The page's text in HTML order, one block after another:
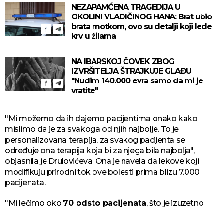
NEZAPAMĆENA TRAGEDIJA U
OKOLINI VLADIČINOG HANA: Brat ubio
brata motkom, ovo su detalji koji lede
krv u žilama
NA IBARSKOJ ČOVEK ZBOG
IZVRŠITELJA ŠTRAJKUJE GLAĐU
"Nudim 140.000 evra samo da mi je
vratite"
"Mi možemo da ih dajemo pacijentima onako kako
mislimo da je za svakoga od njih najbolje. To je
personalizovana terapija, za svakog pacijenta se
određuje ona terapija koja bi za njega bila najbolja",
objasnila je Drulovićeva. Ona je navela da lekove koji
modifikuju prirodni tok ove bolesti prima blizu 7.000
pacijenata.
"Mi lečimo oko 70 odsto pacijenata, što je izuzetno